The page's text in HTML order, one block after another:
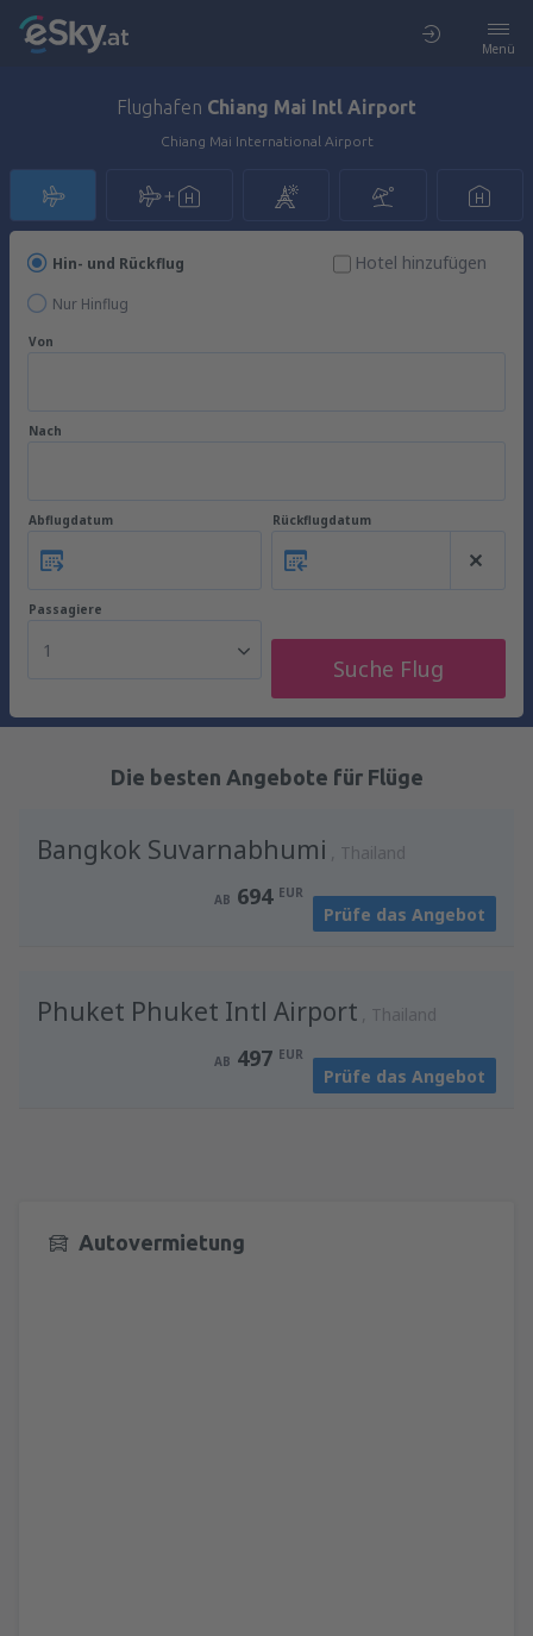
Menü
Flughafen Chiang Mai Intl Airport
Chiang Mai International Airport
Hin- und Rückflug
Nur Hinflug
Hotel hinzufügen
Von
Nach
Abflugdatum Rückflugdatum
Passagiere
1
Suche Flug
Die besten Angebote für Flüge
Bangkok Suvarnabhumi Thailand
AB 694 EUR
Prüfe das Angebot
Phuket Phuket Intl Airport Thailand
AB 497 EUR
Prüfe das Angebot
Autovermietung